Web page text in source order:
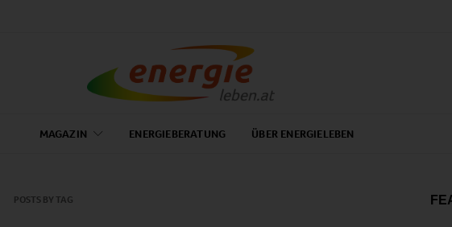
MAGAZIN ENERGIEBERATUNG ÜBER ENERGIELEBEN
POSTS BY TAG